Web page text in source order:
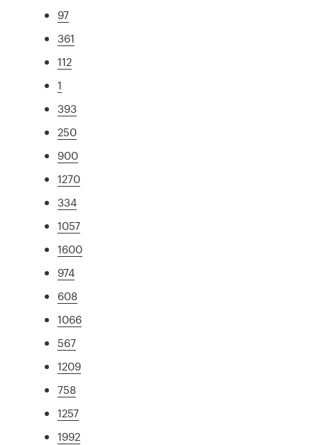
97
361
112
1
393
250
900
1270
334
1057
1600
974
608
1066
567
1209
758
1257
1992